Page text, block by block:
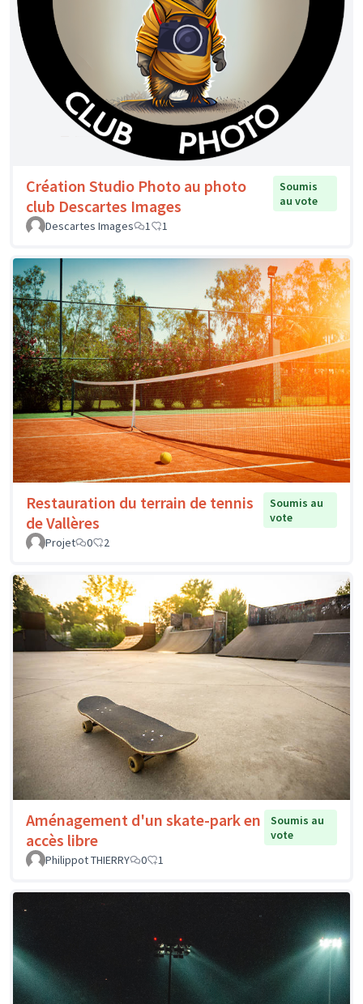
Création Studio Photo au photo
club Descartes Images
Soumis
au vote
Descartes Images
1 1
Restauration du terrain de tennis
de Vallères
Soumis au
vote
Projet
0 2
Aménagement d'un skate-park en
accès libre
Soumis au
vote
Philippot THIERRY
0 1